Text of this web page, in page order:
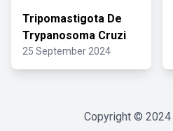
Tripomastigota De
Trypanosoma Cruzi
25 September 2024
Copyright © 2024